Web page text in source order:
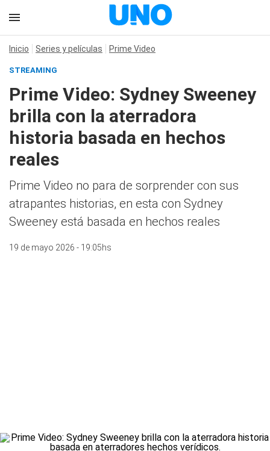
Inicio Series y películas Prime Video
STREAMING
Prime Video: Sydney Sweeney
brilla con la aterradora
historia basada en hechos
reales
Prime Video no para de sorprender con sus
atrapantes historias, en esta con Sydney
Sweeney está basada en hechos reales
19 de mayo 2026 - 19:05hs